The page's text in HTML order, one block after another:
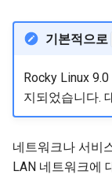
기본적으로
Rocky Linux
지되었습니다.
네트워크나 서비
LAN 네트워크에